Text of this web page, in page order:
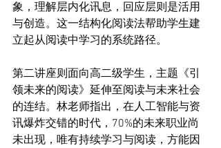
象，理解层内化讯息，回应层则是活用
与创造。这一结构化阅读法帮助学生建
立起从阅读中学习的系统路径。
第二讲座则面向高二级学生，主题《引
领未来的阅读》延伸至阅读与未来社会
的连结。林老师指出，在人工智能与资
讯爆炸交错的时代，70%的未来职业尚
未出现，唯有持续学习与阅读，方能因